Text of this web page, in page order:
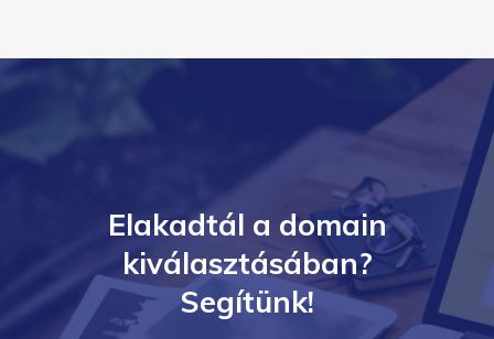
Elakadtál a domain
kiválasztásában?
Segítünk!